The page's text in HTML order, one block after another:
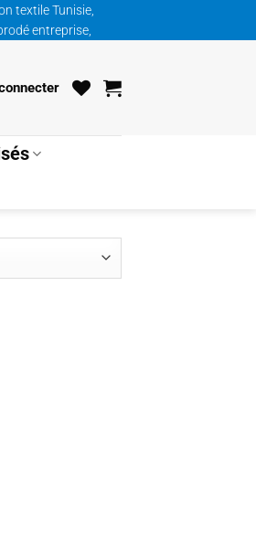
textile Tunisie,
entreprise,